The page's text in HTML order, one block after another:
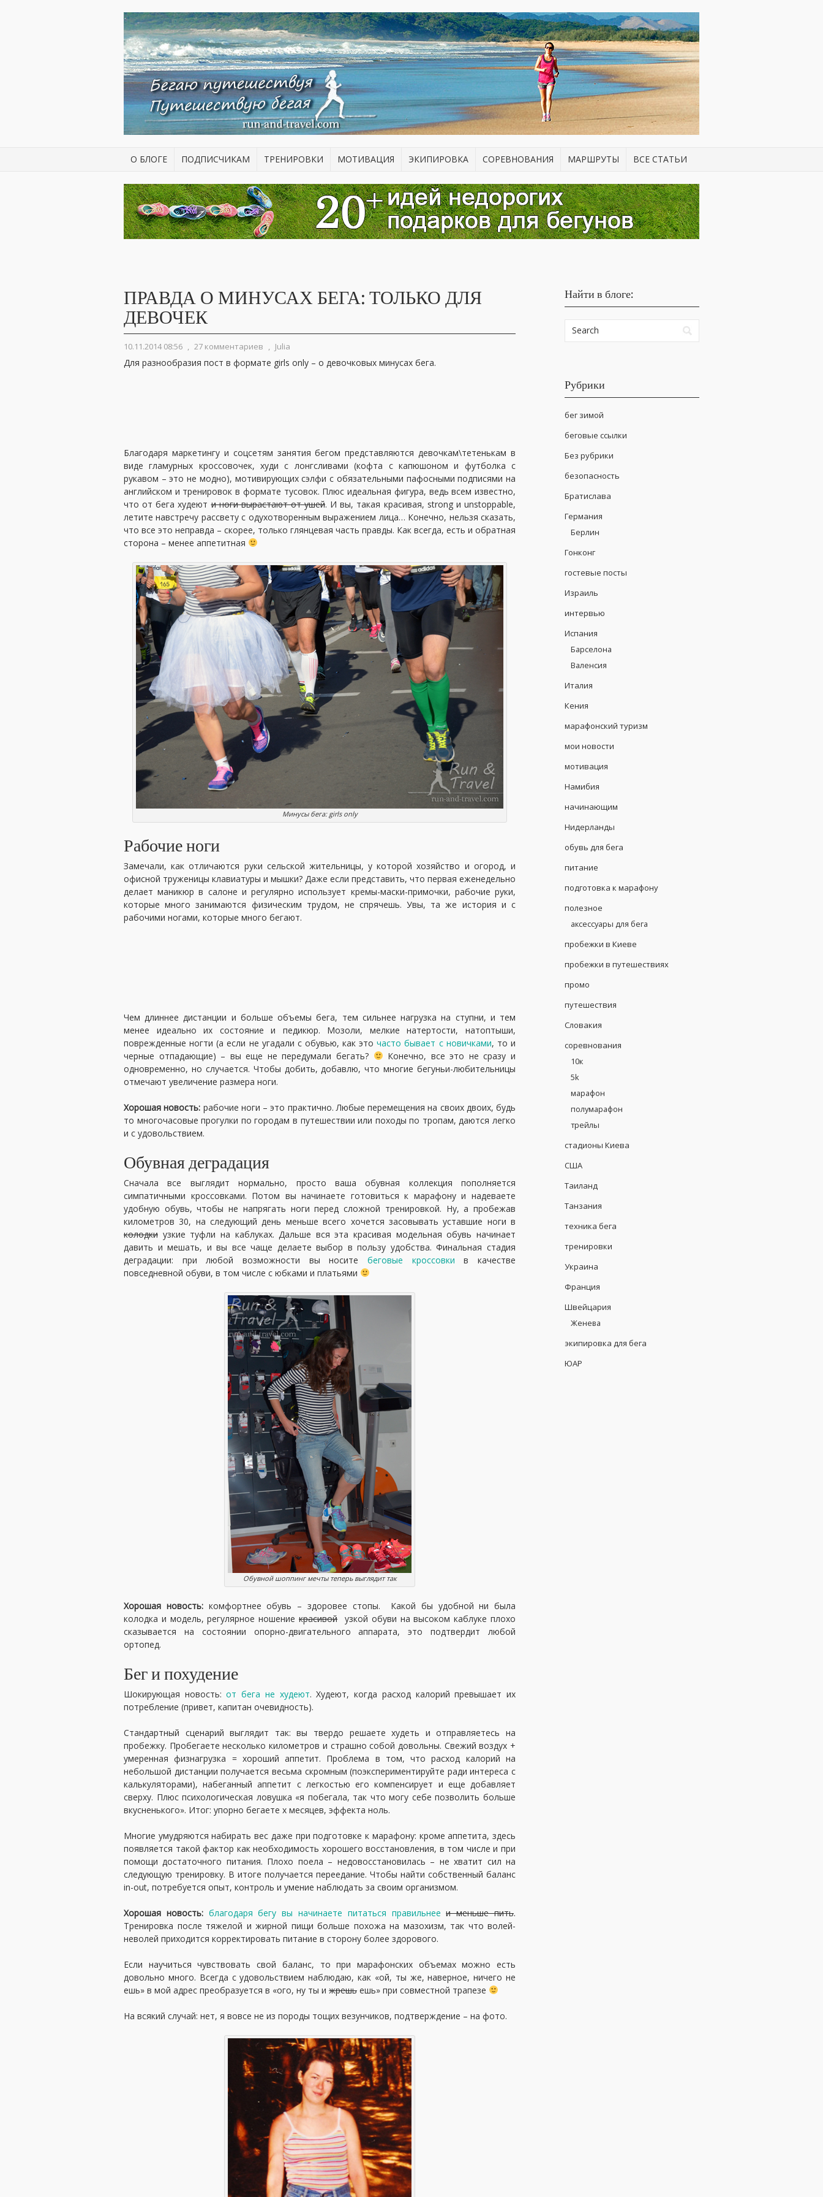
О БЛОГЕ ПОДПИСЧИКАМ ТРЕНИРОВКИ МОТИВАЦИЯ ЭКИПИРОВКА СОРЕВНОВАНИЯ МАРШРУТЫ ВСЕ СТАТЬИ
ПРАВДА О МИНУСАХ БЕГА: ТОЛЬКО ДЛЯ
ДЕВОЧЕК
10.11.2014 08:56 , 27 комментариев , Julia
Для разнообразия пост в формате girls only – о девочковых минусах бега.
Благодаря маркетингу и соцсетям занятия бегом представляются девочкам\тетенькам в
виде гламурных кроссовочек, худи с лонгсливами (кофта с капюшоном и футболка с
рукавом – это не модно), мотивирующих сэлфи с обязательными пафосными подписями на
английском и тренировок в формате тусовок. Плюс идеальная фигура, ведь всем известно,
что от бега худеюти ноги вырастают от ушей. И вы, такая красивая, strong и unstoppable,
летите навстречу рассвету с одухотворенным выражением лица… Конечно, нельзя сказать,
что все это неправда – скорее, только глянцевая часть правды. Как всегда, есть и обратная
сторона – менее аппетитная
Минусы бега: girls only
Рабочие ноги
Замечали, как отличаются руки сельской жительницы, у которой хозяйство и огород, и
офисной труженицы клавиатуры и мышки? Даже если представить, что первая еженедельно
делает маникюр в салоне и регулярно использует кремы-маски-примочки, рабочие руки,
которые много занимаются физическим трудом, не спрячешь. Увы, та же история и с
рабочими ногами, которые много бегают.
Чем длиннее дистанции и больше объемы бега, тем сильнее нагрузка на ступни, и тем
менее идеально их состояние и педикюр. Мозоли, мелкие натертости, натоптыши,
поврежденные ногти (а если не угадали с обувью, как эточасто бывает с новичками, то и
черные отпадающие) – вы еще не передумали бегать?
Конечно, все это не сразу и
одновременно, но случается. Чтобы добить, добавлю, что многие бегуньи-любительницы
отмечают увеличение размера ноги.
Хорошая новость: рабочие ноги – это практично. Любые перемещения на своих двоих, будь
то многочасовые прогулки по городам в путешествии или походы по тропам, даются легко
и с удовольствием.
Обувная деградация
Сначала все выглядит нормально, просто ваша обувная коллекция пополняется
симпатичными кроссовками. Потом вы начинаете готовиться к марафону и надеваете
удобную обувь, чтобы не напрягать ноги перед сложной тренировкой. Ну, а пробежав
километров 30, на следующий день меньше всего хочется засовывать уставшие ноги в
колодки узкие туфли на каблуках. Дальше вся эта красивая модельная обувь начинает
давить и мешать, и вы все чаще делаете выбор в пользу удобства. Финальная стадия
деградации: при любой возможности вы носите беговые кроссовки в качестве
повседневной обуви, в том числе с юбками и платьями
Обувной шоппинг мечты теперь выглядит так
Хорошая новость:комфортнее обувь – здоровее стопы. Какой бы удобной ни была
колодка и модель, регулярное ношениекрасивойузкой обуви на высоком каблуке плохо
сказывается на состоянии опорно-двигательного аппарата, это подтвердит любой
ортопед.
Бег и похудение
Шокирующая новость:от бега не худеют. Худеют, когда расход калорий превышает их
потребление (привет, капитан очевидность).
Стандартный сценарий выглядит так: вы твердо решаете худеть и отправляетесь на
пробежку. Пробегаете несколько километров и страшно собой довольны. Свежий воздух +
умеренная физнагрузка = хороший аппетит. Проблема в том, что расход калорий на
небольшой дистанции получается весьма скромным (поэкспериментируйте ради интереса с
калькуляторами), набеганный аппетит с легкостью его компенсирует и еще добавляет
сверху. Плюс психологическая ловушка «я побегала, так что могу себе позволить больше
вкусненького». Итог: упорно бегаете х месяцев, эффекта ноль.
Многие умудряются набирать вес даже при подготовке к марафону: кроме аппетита, здесь
появляется такой фактор как необходимость хорошего восстановления, в том числе и при
помощи достаточного питания. Плохо поела – недовосстановилась – не хватит сил на
следующую тренировку. В итоге получается переедание. Чтобы найти собственный баланс
in-out, потребуется опыт, контроль и умение наблюдать за своим организмом.
Хорошая новость: благодаря бегу вы начинаете питаться правильнее и меньше пить.
Тренировка после тяжелой и жирной пищи больше похожа на мазохизм, так что волей-
неволей приходится корректировать питание в сторону более здорового.
Если научиться чувствовать свой баланс, то при марафонских объемах можно есть
довольно много. Всегда с удовольствием наблюдаю, как «ой, ты же, наверное, ничего не
ешь» в мой адрес преобразуется в «ого, ну ты и жрешь ешь» при совместной трапезе
На всякий случай: нет, я вовсе не из породы тощих везунчиков, подтверждение – на фото.
Найти в блоге:
Рубрики
бег зимой
беговые ссылки
Без рубрики
безопасность
Братислава
Германия
Берлин
Гонконг
гостевые посты
Израиль
интервью
Испания
Барселона
Валенсия
Италия
Кения
марафонский туризм
мои новости
мотивация
Намибия
начинающим
Нидерланды
обувь для бега
питание
подготовка к марафону
полезное
аксессуары для бега
пробежки в Киеве
пробежки в путешествиях
промо
путешествия
Словакия
соревнования
10к
5k
марафон
полумарафон
трейлы
стадионы Киева
США
Таиланд
Танзания
техника бега
тренировки
Украина
Франция
Швейцария
Женева
экипировка для бега
ЮАР